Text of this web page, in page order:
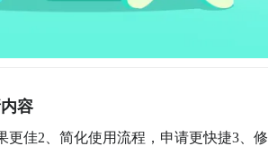
容
更佳2、简化使用流程，申请更快捷3、